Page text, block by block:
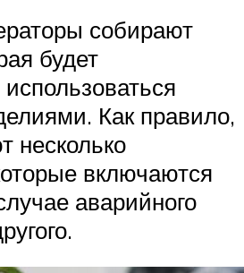
собирают
будет
Как правило,
несколько
включаются
аварийного